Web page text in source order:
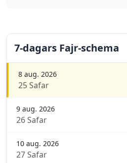
7-dagars Fajr-schema
8 aug. 2026
25 Safar
9 aug. 2026
26 Safar
10 aug. 2026
27 Safar